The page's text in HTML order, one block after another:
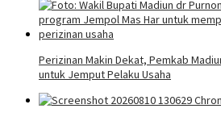
Perizinan Makin Dekat, Pemkab
untuk Jemput Pelaku Usaha